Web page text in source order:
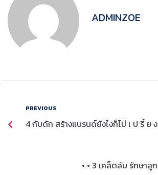
ADMINZOE
PREVIOUS
4 กับดัก สร้างแบรนด์ยังไงก็ไม่ เ ป รี้ ย
• • 3 เคล็ดลับ รักษาลู